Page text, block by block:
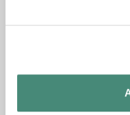
trattamento dei dati
n. 2016/679 ed